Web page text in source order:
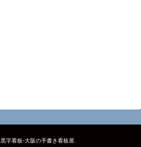
黒字看板‐大阪の手書き看板屋